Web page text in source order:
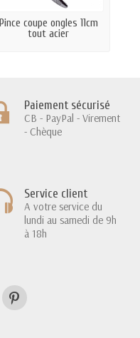
Pince coupe ongles 11cm
tout acier
Paiement sécurisé
CB - PayPal - Virement
- Chèque
Service client
A votre service du
lundi au samedi de 9h
à 18h